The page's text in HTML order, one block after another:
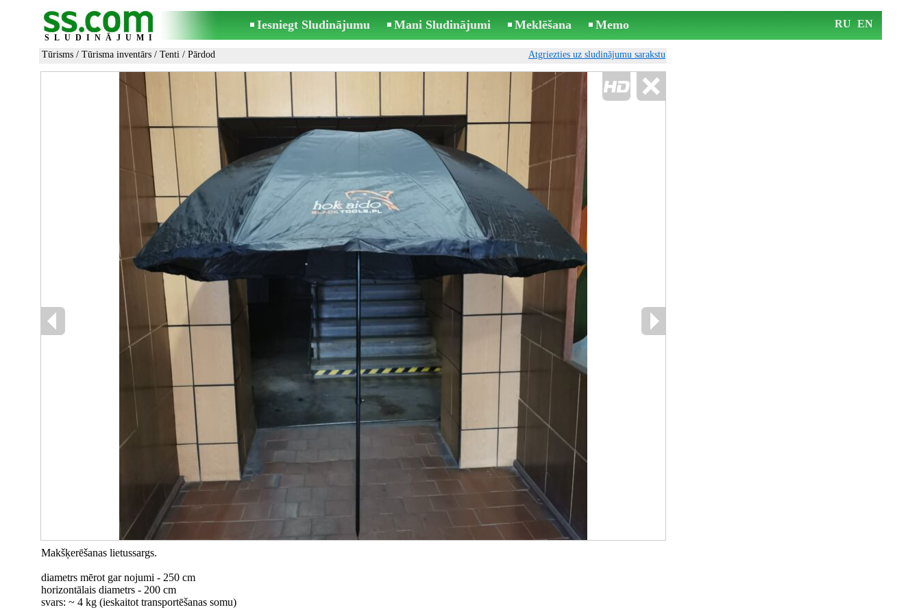
SLUDINĀJUMI
Iesniegt Sludinājumu Mani Sludinājumi Meklēšana Memo RU EN
Tūrisms / Tūrisma inventārs / Tenti / Pārdod Atgriezties uz sludinājumu sarakstu
Makšķerēšanas lietussargs.
diametrs mērot gar nojumi - 250 cm
horizontālais diametrs - 200 cm
svars: ~ 4 kg (ieskaitot transportēšanas somu)